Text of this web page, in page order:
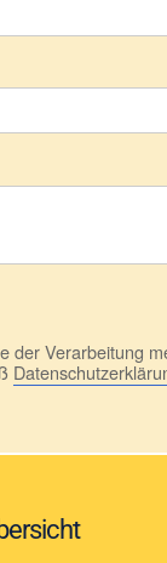
der Verarbeitung